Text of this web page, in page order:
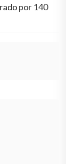
por 140